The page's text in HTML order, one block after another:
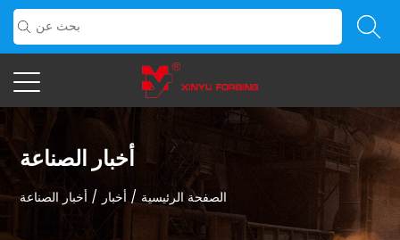
أخبار الصناعة
الصفحة الرئيسية/أخبار / أخبار الصناعة